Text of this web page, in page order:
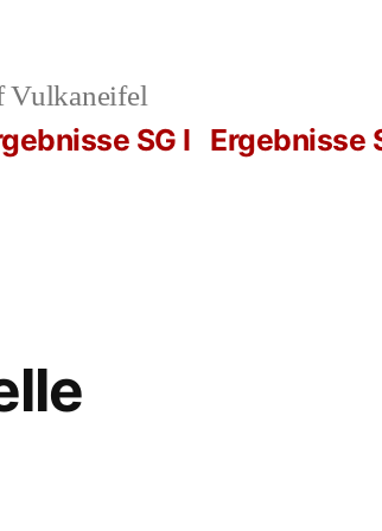
Vulkaneifel
SG I Ergebnisse